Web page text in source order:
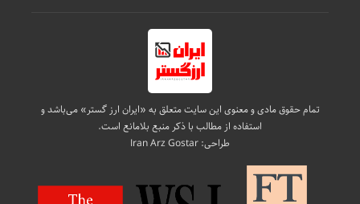
تمام حقوق مادی و معنوی این سایت متعلق به «ایران ارز گستر» می‌باشد و
استفاده از مطالب با ذکر منبع بلامانع است.
طراحی:Iran Arz Gostar